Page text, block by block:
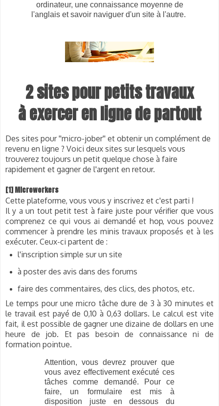
ordinateur, une connaissance moyenne de
l'anglais et savoir naviguer d'un site à l'autre.
2 sites pour petits travaux
à exercer en ligne de partout
Des sites pour ''micro-jober'' et obtenir un complément de
revenu en ligne ? Voici deux sites sur lesquels vous
trouverez toujours un petit quelque chose à faire
rapidement et gagner de l'argent en retour.
[1] Microworkers
Cette plateforme, vous vous y inscrivez et c'est parti !
Il y a un tout petit test à faire juste pour vérifier que vous
comprenez ce qui vous ai demandé et hop, vous pouvez
commencer à prendre les minis travaux proposés et à les
exécuter. Ceux-ci partent de :
l'inscription simple sur un site
à poster des avis dans des forums
faire des commentaires, des clics, des photos, etc.
Le temps pour une micro tâche dure de 3 à 30 minutes et
le travail est payé de 0,10 à 0,63 dollars. Le calcul est vite
fait, il est possible de gagner une dizaine de dollars en une
heure de job. Et pas besoin de connaissance ni de
formation pointue.
Attention, vous devrez prouver que
vous avez effectivement exécuté ces
tâches comme demandé. Pour ce
faire, un formulaire est mis à
disposition juste en dessous du